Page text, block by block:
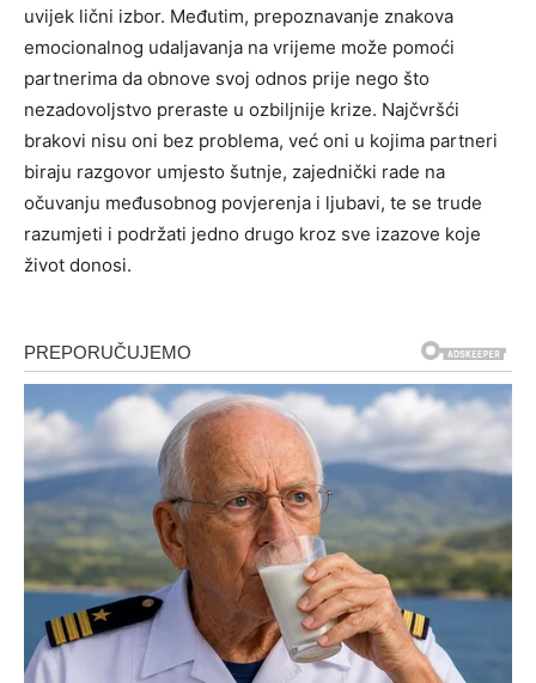
uvijek lični izbor. Međutim, prepoznavanje znakova
emocionalnog udaljavanja na vrijeme može pomoći
partnerima da obnove svoj odnos prije nego što
nezadovoljstvo preraste u ozbiljnije krize. Najčvršći
brakovi nisu oni bez problema, već oni u kojima partneri
biraju razgovor umjesto šutnje, zajednički rade na
očuvanju međusobnog povjerenja i ljubavi, te se trude
razumjeti i podržati jedno drugo kroz sve izazove koje
život donosi.